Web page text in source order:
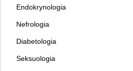
Endokrynologia
Nefrologia
Diabetologia
Seksuologia